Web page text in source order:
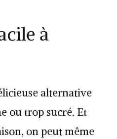
à
alternative
ou trop sucré. Et
on peut même